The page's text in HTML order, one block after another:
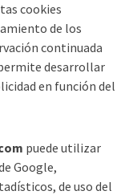
cookies
de los
continuada
desarrollar
en función del
puede utilizar
Google,
de uso del